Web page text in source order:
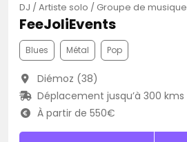
DJ / Artiste solo / Groupe de musique
FeeJoliEvents
Blues Métal Pop
Diémoz (38)
Déplacement jusqu’à 300 kms
À partir de 550€